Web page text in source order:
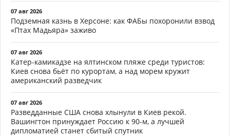
07 авг 2026
Подземная казнь в Херсоне: как ФАБы похоронили взвод
«Птах Мадьяра» заживо
07 авг 2026
Катер-камикадзе на ялтинском пляже среди туристов:
Киев снова бьёт по курортам, а над морем кружит
американский разведчик
07 авг 2026
Разведданные США снова хлынули в Киев рекой.
Вашингтон принуждает Россию к 90-м, а лучшей
дипломатией станет сбитый спутник